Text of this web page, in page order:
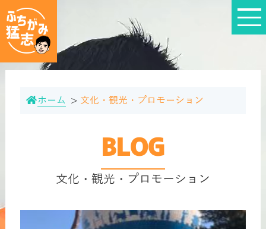
ホーム 文化・観光・プロモーション
BLOG
文化・観光・プロモーション